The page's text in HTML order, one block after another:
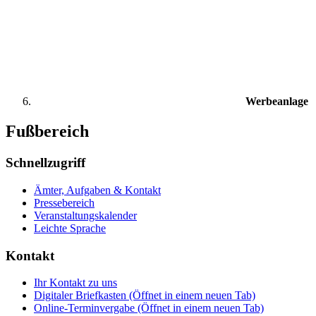
Werbeanlage
Fußbereich
Schnellzugriff
Ämter, Aufgaben & Kontakt
Pressebereich
Veranstaltungskalender
Leichte Sprache
Kontakt
Ihr Kontakt zu uns
Digitaler Briefkasten (Öffnet in einem neuen Tab)
Online-Terminvergabe (Öffnet in einem neuen Tab)